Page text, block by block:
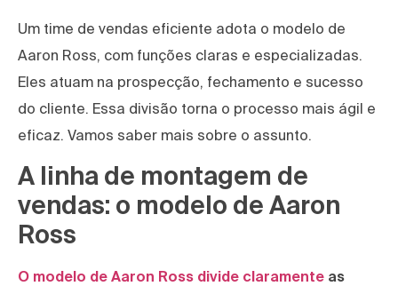
Um time de vendas eficiente adota o modelo de
Aaron Ross, com funções claras e especializadas.
Eles atuam na prospecção, fechamento e sucesso
do cliente. Essa divisão torna o processo mais ágil e
eficaz. Vamos saber mais sobre o assunto.
A linha de montagem de
vendas: o modelo de Aaron
Ross
O modelo de Aaron Ross divide claramente as